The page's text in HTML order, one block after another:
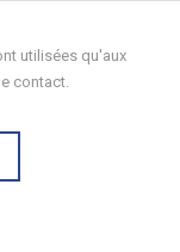
utilisées qu'aux
contact.